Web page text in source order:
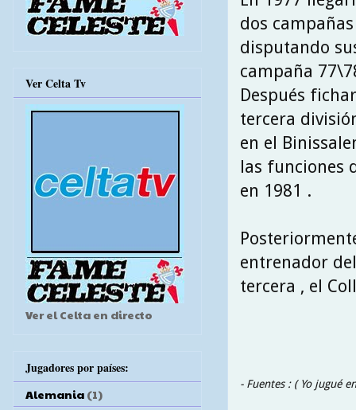
dos
disputando
campaña
Después
tercera
en el
las funciones
en 1981 .
entrenador
tercera , el
- Fuentes : ( Yo jugué
Ver Celta Tv
Ver el Celta en directo
Jugadores por países:
Alemania (1)